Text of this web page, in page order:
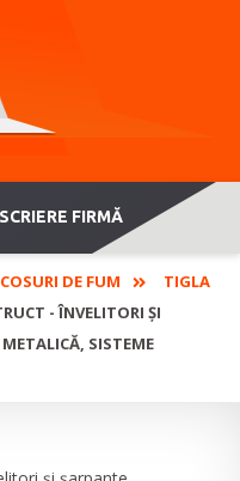
FIRMĂ
DE FUM
TIGLA
- ÎNVELITORI ȘI
SISTEME